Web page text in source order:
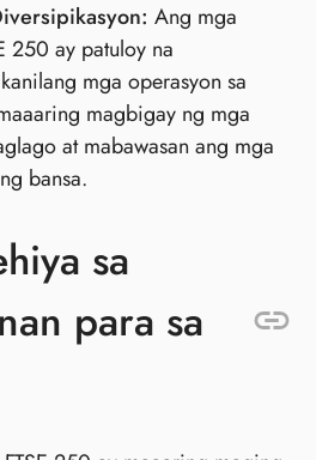
Ang mga
250 ay patuloy na
mga operasyon sa
magbigay ng mga
at mabawasan ang mga
bansa.
sa
para sa